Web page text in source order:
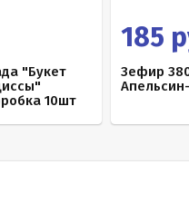
"Букет
10шт
185
Зефир